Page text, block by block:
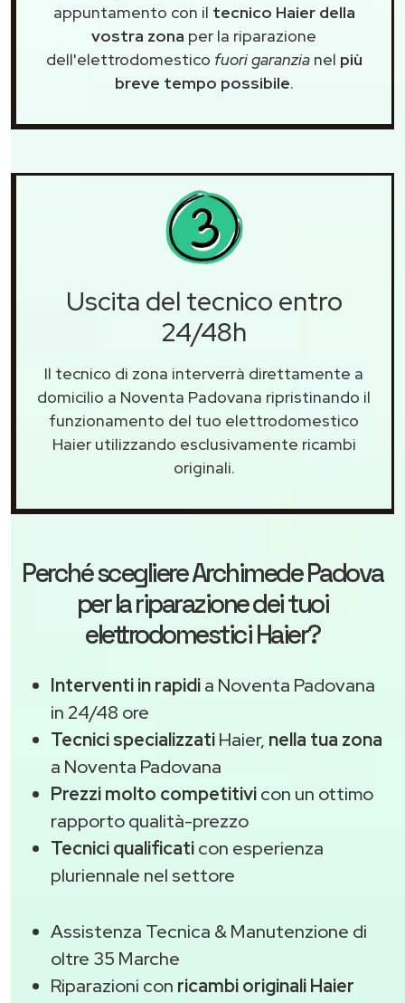
appuntamento con il tecnico Haier della
vostra zona per la riparazione
dell'elettrodomestico fuori garanzianel più
breve tempo possibile.
Uscita del tecnico entro
24/48h
Il tecnico di zona interverrà direttamente a
domicilio a Noventa Padovana ripristinando il
funzionamento del tuo elettrodomestico
Haier utilizzando esclusivamente ricambi
originali.
Perché scegliereArchimede Padova
per la riparazione dei tuoi
elettrodomestici Haier?
Interventi in rapidia Noventa Padovana
in 24/48 ore
Tecnici specializzatiHaier, nella tua zona
a Noventa Padovana
Prezzi molto competitivicon un ottimo
rapporto qualità-prezzo
Tecnici qualificaticon esperienza
pluriennale nel settore
Assistenza Tecnica & Manutenzione di
oltre 35 Marche
Riparazioni con ricambi originali Haier